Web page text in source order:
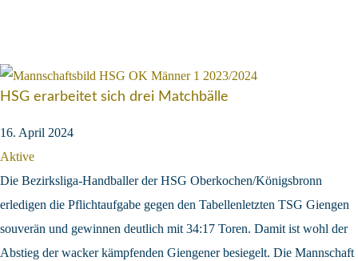
HSG erarbeitet sich drei Matchbälle
16. April 2024
Aktive
Die Bezirksliga-Handballer der HSG Oberkochen/Königsbronn
erledigen die Pflichtaufgabe gegen den Tabellenletzten TSG Giengen
souverän und gewinnen deutlich mit 34:17 Toren. Damit ist wohl der
Abstieg der wacker kämpfenden Giengener besiegelt. Die Mannschaft